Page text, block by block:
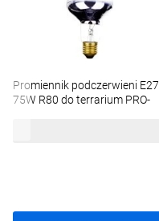
Promiennik podczerwieni E27
75W R80 do terrarium PRO-